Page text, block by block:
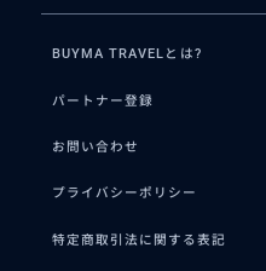
BUYMA TRAVELとは?
パートナー登録
お問い合わせ
プライバシーポリシー
特定商取引法に関する表記